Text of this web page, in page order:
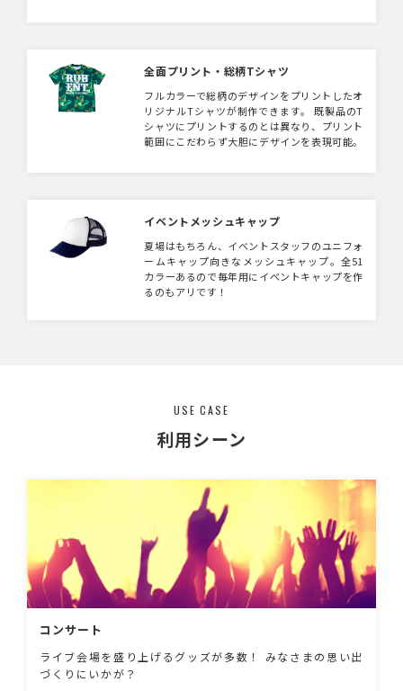
全面プリント・総柄Tシャツ
フルカラーで総柄のデザインをプリントしたオ
リジナルTシャツが制作できます。 既製品のT
シャツにプリントするのとは異なり、プリント
範囲にこだわらず大胆にデザインを表現可能。
心地のタイプなど選択可能です。
イベントメッシュキャップ
夏場はもちろん、イベントスタッフのユニフォ
ームキャップ向きなメッシュキャップ。全51
カラーあるので毎年用にイベントキャップを作
るのもアリです！
USE CASE
利用シーン
コンサート
ライブ会場を盛り上げるグッズが多数！ みなさまの思い出
づくりにいかが？